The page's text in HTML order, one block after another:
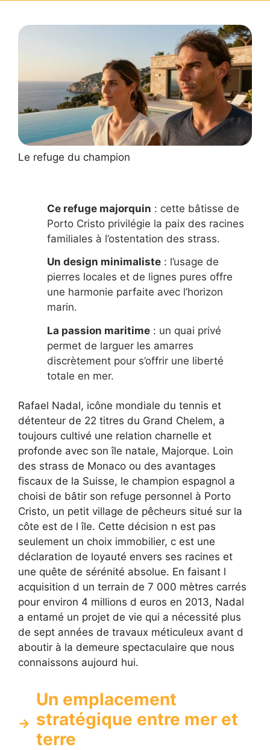
Le refuge du champion
Ce refuge majorquin : cette bâtisse de
Porto Cristo privilégie la paix des racines
familiales à l’ostentation des strass.
Un design minimaliste : l’usage de
pierres locales et de lignes pures offre
une harmonie parfaite avec l’horizon
marin.
La passion maritime : un quai privé
permet de larguer les amarres
discrètement pour s’offrir une liberté
totale en mer.
Rafael Nadal, icône mondiale du tennis et
détenteur de 22 titres du Grand Chelem, a
toujours cultivé une relation charnelle et
profonde avec son île natale, Majorque. Loin
des strass de Monaco ou des avantages
fiscaux de la Suisse, le champion espagnol a
choisi de bâtir son refuge personnel à Porto
Cristo, un petit village de pêcheurs situé sur la
côte est de l île. Cette décision n est pas
seulement un choix immobilier, c est une
déclaration de loyauté envers ses racines et
une quête de sérénité absolue. En faisant l
acquisition d un terrain de 7 000 mètres carrés
pour environ 4 millions d euros en 2013, Nadal
a entamé un projet de vie qui a nécessité plus
de sept années de travaux méticuleux avant d
aboutir à la demeure spectaculaire que nous
connaissons aujourd hui.
Un emplacement
stratégique entre mer et
terre